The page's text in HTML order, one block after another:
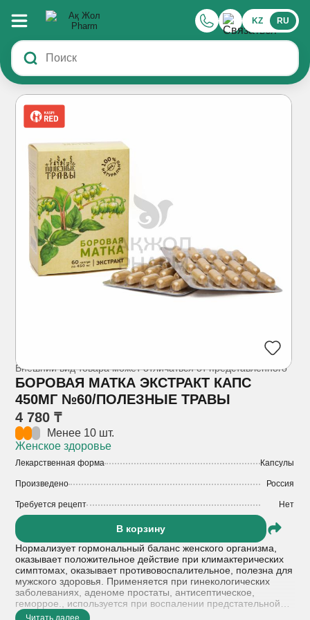
KZ RU
Внешний вид товара может отличаться от представленного
БОРОВАЯ МАТКА ЭКСТРАКТ КАПС
450МГ №60/ПОЛЕЗНЫЕ ТРАВЫ
4 780 ₸
Менее 10 шт.
Женское здоровье
Лекарственная форма Капсулы
Произведено Россия
Требуется рецепт Нет
В корзину
Нормализует гормональный баланс женского организма,
оказывает положительное действие при климактерических
симптомах, оказывает противовоспалительное, полезна для
мужского здоровья. Применяется при гинекологических
заболеваниях, аденоме простаты, антисептическое,
геморрое., используется при воспалении предстательной
железы, миоме, мочегонное действие, мужском бесплодии,
Читать далее